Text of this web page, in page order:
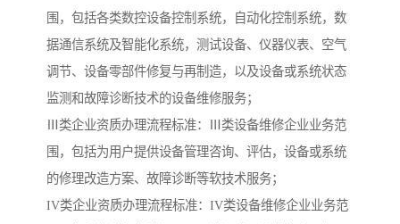
围，包括各类数控设备控制系统，自动化控制系统，数
据通信系统及智能化系统，测试设备、仪器仪表、空气
调节、设备零部件修复与再制造，以及设备或系统状态
监测和故障诊断技术的设备维修服务；
Ⅲ类企业资质办理流程标准：Ⅲ类设备维修企业业务范
围，包括为用户提供设备管理咨询、评估，设备或系统
的修理改造方案、故障诊断等软技术服务；
IV类企业资质办理流程标准：IV类设备维修企业业务范